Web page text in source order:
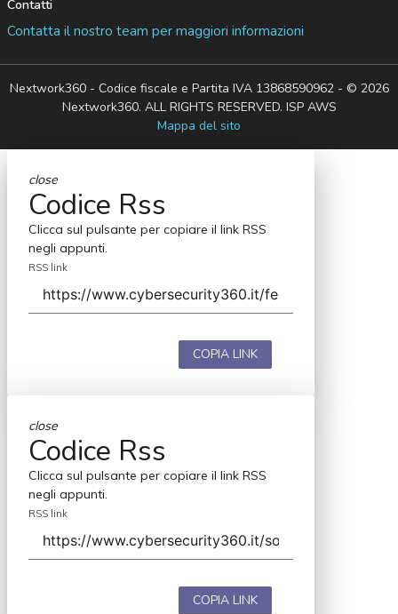
Contatti
Contatta il nostro team per maggiori informazioni
Nextwork360 - Codice fiscale e Partita IVA 13868590962 - © 2026
Nextwork360. ALL RIGHTS RESERVED. ISP AWS
Mappa del sito
close
Codice Rss
Clicca sul pulsante per copiare il link RSS
negli appunti.
RSS link
COPIA LINK
close
Codice Rss
Clicca sul pulsante per copiare il link RSS
negli appunti.
RSS link
COPIA LINK